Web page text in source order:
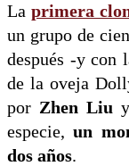
Laprimera
un grupo de
después -y con
de la oveja
por Zhen Liu y
especie,un
dos años.